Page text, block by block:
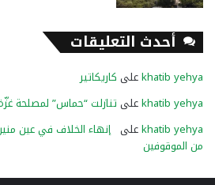
أحدث التعليقات
khatib yehyaعلى كاريكاتير
khatib yehyaعلى تنازلت “حماس” لمصلحة
khatib yehyaعلى إنهاء الخلاف في عين
من الموقوفين